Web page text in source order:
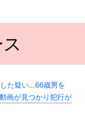
た疑い…66歳男を
画が見つかり犯行が